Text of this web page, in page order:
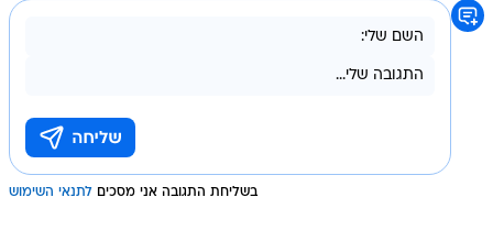
בשליחת התגובה אני מסכים לתנאי השימוש